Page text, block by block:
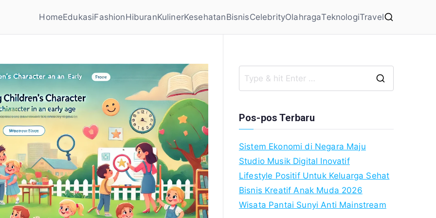
HomeEdukasiFashionHiburanKulinerKesehatanBisnisCelebrityOlahragaTeknologiTravel
Pos-pos Terbaru
Sistem Ekonomi di Negara Maju
Studio Musik Digital Inovatif
Lifestyle Positif Untuk Keluarga Sehat
Bisnis Kreatif Anak Muda 2026
Wisata Pantai Sunyi Anti Mainstream